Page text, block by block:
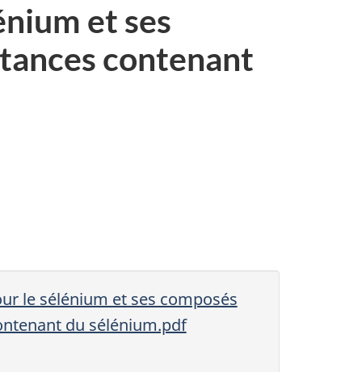
et ses
contenant
le sélénium et ses composés
du sélénium.pdf